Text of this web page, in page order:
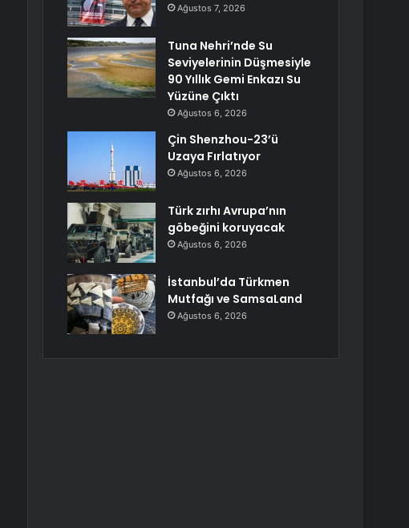
Ağustos 7, 2026
Tuna Nehri’nde Su
Seviyelerinin Düşmesiyle
90 Yıllık Gemi Enkazı Su
Yüzüne Çıktı
Ağustos 6, 2026
Çin Shenzhou-23’ü
Uzaya Fırlatıyor
Ağustos 6, 2026
Türk zırhı Avrupa’nın
göbeğini koruyacak
Ağustos 6, 2026
İstanbul’da Türkmen
Mutfağı ve SamsaLand
Ağustos 6, 2026